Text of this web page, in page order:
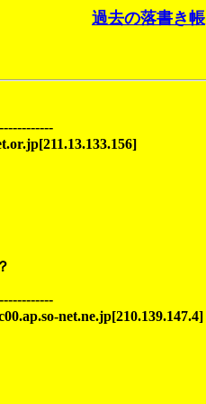
過去の落書き帳
net.ne.jp[210.139.147.4]